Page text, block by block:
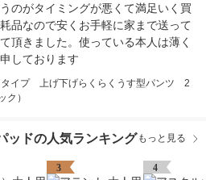
のがタイミングが悪くて満足いく買
品なので安くお手軽に家まで送って
頂きました。使っている本人は薄く
しております
イプ 上げ下げらくらくうす型パンツ 2
）
ッドの人気ランキング もっと見る
3 4